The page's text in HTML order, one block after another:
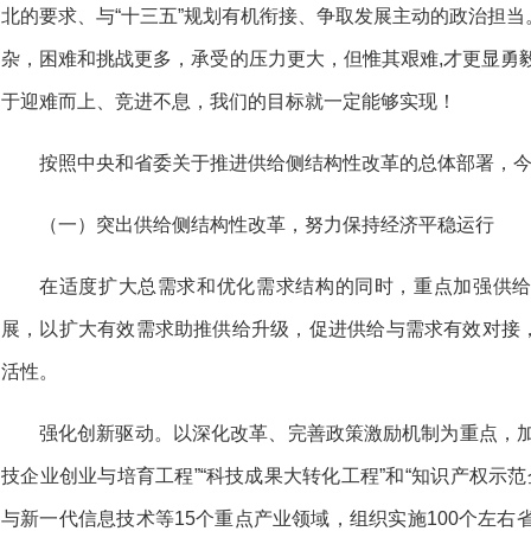
北的要求、与“十三五”规划有机衔接、争取发展主动的政治担
杂，困难和挑战更多，承受的压力更大，但惟其艰难,才更显勇
于迎难而上、竞进不息，我们的目标就一定能够实现！
按照中央和省委关于推进供给侧结构性改革的总体部署，
（一）突出供给侧结构性改革，努力保持经济平稳运行
在适度扩大总需求和优化需求结构的同时，重点加强供
展，以扩大有效需求助推供给升级，促进供给与需求有效对
活性。
强化创新驱动。以深化改革、完善政策激励机制为重点，
技企业创业与培育工程”“科技成果大转化工程”和“知识产权示
与新一代信息技术等15个重点产业领域，组织实施100个左右